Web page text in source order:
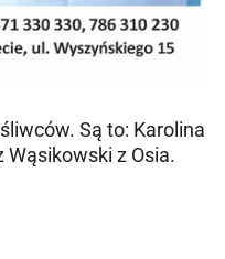
Są to: Karolina
Wąsikowski z Osia.